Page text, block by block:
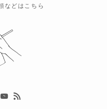
などはこちら